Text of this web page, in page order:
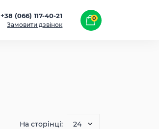
+38 (066) 117-40-21
Замовити дзвінок
0
На сторінці: